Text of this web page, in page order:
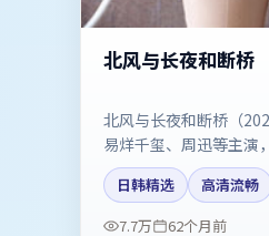
北风与长夜和断桥
北风与长夜和断桥（
易烊千玺、周迅等主演
线叙事把悬念保持到最
供检索参考，上映日期
日韩精选
高清流畅
7.7万
62个月前